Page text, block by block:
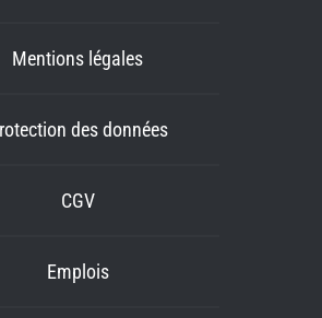
Mentions légales
des données
CGV
Emplois